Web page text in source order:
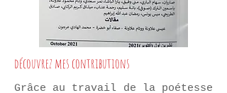
découvrez mes contributions
Grâce au travail de la poétesse